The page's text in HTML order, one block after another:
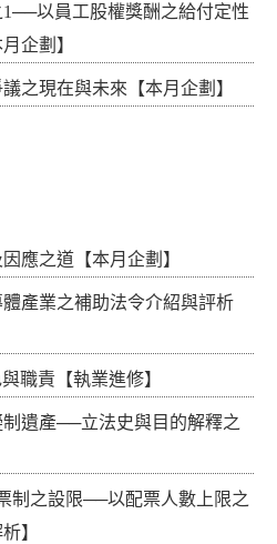
以員工股權獎酬之給付定性
企劃】
之現在與未來【本月企劃】
應之道【本月企劃】
產業之補助法令介紹與評析
職責【執業進修】
遺產──立法史與目的解釋之
制之設限──以配票人數上限之
】